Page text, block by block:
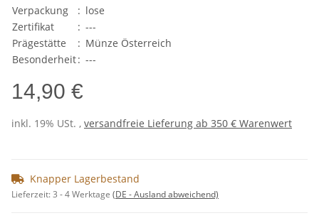
Verpackung
: lose
Zertifikat
: ---
Prägestätte
: Münze Österreich
Besonderheit: ---
14,90 €
inkl. 19% USt. , versandfreie Lieferung ab 350 € Warenwert
Knapper Lagerbestand
Lieferzeit:3 - 4 Werktage (DE - Ausland abweichend)